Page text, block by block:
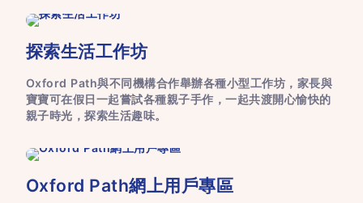
探索生活工作坊
Oxford Path與不同機構合作舉辦各種小型工作坊，家長與
寶寶可在假日一起嘗試各種親子手作，一起共渡開心愉快的
親子時光，探索生活趣味。
Oxford Path網上用戶專區